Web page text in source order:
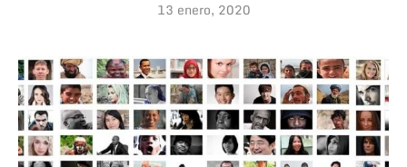
13 enero, 2020